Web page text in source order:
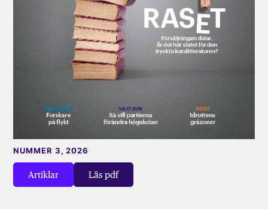
Artiklar Läs pdf
NUMMER 3, 2026